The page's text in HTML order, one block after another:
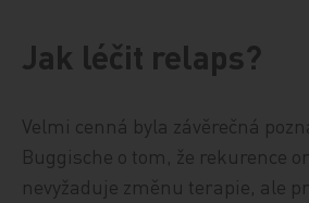
Jak léčit relaps?
Velmi cenná byla závěrečná
Buggische o tom, že rekurence
nevyžaduje změnu terapie, ale